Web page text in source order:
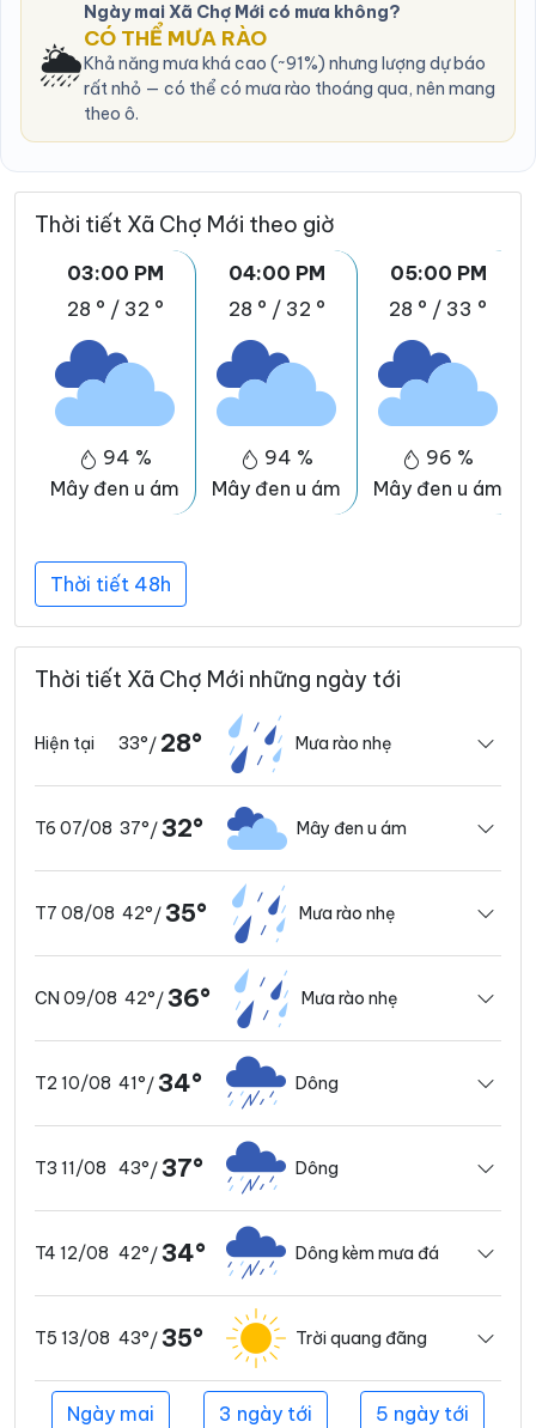
🌦️
Ngày mai Xã Chợ Mới có mưa không?
CÓ THỂ MƯA RÀO
Khả năng mưa khá cao (~91%) nhưng lượng dự báo
rất nhỏ — có thể có mưa rào thoáng qua, nên mang
theo ô.
Thời tiết Xã Chợ Mới theo giờ
03:00 PM
28 ° / 32 °
94 %
Mây đen u ám
04:00 PM
28 ° / 32 °
94 %
Mây đen u ám
05:00 PM
28 ° / 33 °
96 %
Mây đen u ám
Thời tiết 48h
Thời tiết Xã Chợ Mới những ngày tới
Hiện tại 33°/ 28° Mưa rào nhẹ
T6 07/08 37°/ 32° Mây đen u ám
T7 08/08 42°/ 35° Mưa rào nhẹ
CN 09/08 42°/ 36° Mưa rào nhẹ
T2 10/08 41°/ 34° Dông
T3 11/08 43°/ 37° Dông
T4 12/08 42°/ 34° Dông kèm mưa đá
T5 13/08 43°/ 35° Trời quang đãng
Ngày mai 3 ngày tới 5 ngày tới